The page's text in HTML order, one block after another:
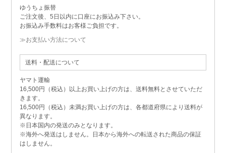
ゆうちょ振替
ご注文後、5日以内に口座にお振込み下さい。
お振込み手数料はお客様ご負担です。
≫お支払い方法について
送料・配送について
ヤマト運輸
16,500円（税込）以上お買い上げの方は、送料無料とさせていただ
きます。
16,500円（税込）未満お買い上げの方は、各都道府県により送料が
異なります。
※日本国内の発送のみとなります。
※海外へ発送はしません。日本から海外への転送された商品の保証
はしません。